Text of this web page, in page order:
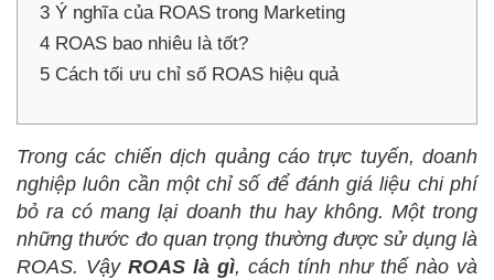
3 Ý nghĩa của ROAS trong Marketing
4 ROAS bao nhiêu là tốt?
5 Cách tối ưu chỉ số ROAS hiệu quả
Trong các chiến dịch quảng cáo trực tuyến, doanh
nghiệp luôn cần một chỉ số để đánh giá liệu chi phí
bỏ ra có mang lại doanh thu hay không. Một trong
những thước đo quan trọng thường được sử dụng là
ROAS. Vậy ROAS là gì, cách tính như thế nào và